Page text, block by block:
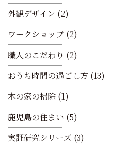
外観デザイン (2)
ワークショップ (2)
職人のこだわり (2)
おうち時間の過ごし方 (13)
木の家の掃除 (1)
鹿児島の住まい (5)
実証研究シリーズ (3)